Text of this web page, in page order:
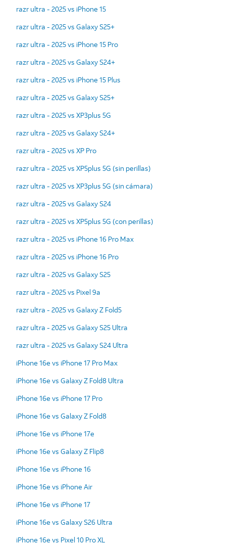
razr ultra - 2025 vs iPhone 15
razr ultra - 2025 vs Galaxy S25+
razr ultra - 2025 vs iPhone 15 Pro
razr ultra - 2025 vs Galaxy S24+
razr ultra - 2025 vs iPhone 15 Plus
razr ultra - 2025 vs Galaxy S25+
razr ultra - 2025 vs XP3plus 5G
razr ultra - 2025 vs Galaxy S24+
razr ultra - 2025 vs XP Pro
razr ultra - 2025 vs XP5plus 5G (sin perillas)
razr ultra - 2025 vs XP3plus 5G (sin cámara)
razr ultra - 2025 vs Galaxy S24
razr ultra - 2025 vs XP5plus 5G (con perillas)
razr ultra - 2025 vs iPhone 16 Pro Max
razr ultra - 2025 vs iPhone 16 Pro
razr ultra - 2025 vs Galaxy S25
razr ultra - 2025 vs Pixel 9a
razr ultra - 2025 vs Galaxy Z Fold5
razr ultra - 2025 vs Galaxy S25 Ultra
razr ultra - 2025 vs Galaxy S24 Ultra
iPhone 16e vs iPhone 17 Pro Max
iPhone 16e vs Galaxy Z Fold8 Ultra
iPhone 16e vs iPhone 17 Pro
iPhone 16e vs Galaxy Z Fold8
iPhone 16e vs iPhone 17e
iPhone 16e vs Galaxy Z Flip8
iPhone 16e vs iPhone 16
iPhone 16e vs iPhone Air
iPhone 16e vs iPhone 17
iPhone 16e vs Galaxy S26 Ultra
iPhone 16e vs Pixel 10 Pro XL